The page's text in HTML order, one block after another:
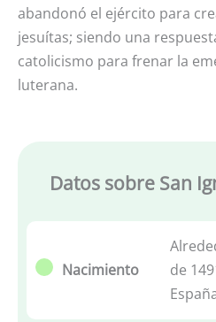
abandonó el ejército para
jesuítas; siendo una
catolicismo para frenar la
luterana.
Datos sobre San
Nacimiento
de